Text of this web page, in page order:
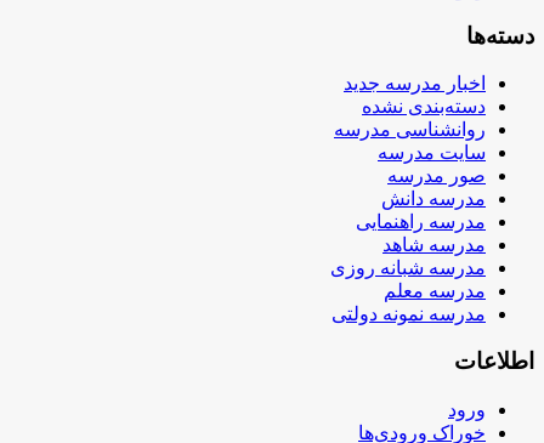
دسته‌ها
اخبار مدرسه جدید
دسته‌بندی نشده
روانشناسی مدرسه
سایت مدرسه
صور مدرسه
مدرسه دانش
مدرسه راهنمایی
مدرسه شاهد
مدرسه شبانه روزی
مدرسه معلم
مدرسه نمونه دولتی
اطلاعات
ورود
خوراک ورودی‌ها